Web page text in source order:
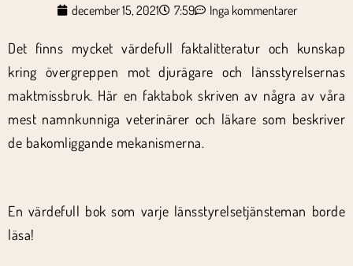
december 15, 2021 7:59 Inga kommentarer
Det finns mycket värdefull faktalitteratur och kunskap
kring övergreppen mot djurägare och länsstyrelsernas
maktmissbruk. Här en faktabok skriven av några av våra
mest namnkunniga veterinärer och läkare som beskriver
de bakomliggande mekanismerna.
En värdefull bok som varje länsstyrelsetjänsteman borde
läsa!